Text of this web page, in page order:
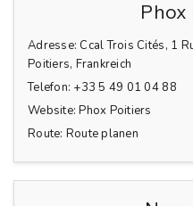
Phox
Adresse: Ccal Trois Cités, 1
Poitiers, Frankreich
Telefon: +33 5 49 01 04 88
Website: Phox Poitiers
Route: Route planen